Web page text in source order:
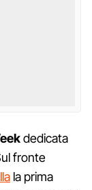
dedicata
fronte
la prima